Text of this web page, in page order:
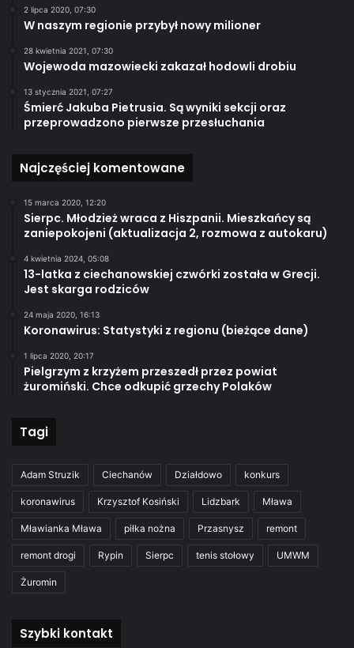
2 lipca 2020, 07:30
W naszym regionie przybył nowy milioner
28 kwietnia 2021, 07:30
Wojewoda mazowiecki zakazał hodowli drobiu
13 stycznia 2021, 07:27
Śmierć Jakuba Pietrusia. Są wyniki sekcji oraz
przeprowadzono pierwsze przesłuchania
Najczęściej komentowane
15 marca 2020, 12:20
Sierpc. Młodzież wraca z Hiszpanii. Mieszkańcy są
zaniepokojeni (aktualizacja 2, rozmowa z autokaru)
4 kwietnia 2024, 05:08
13-latka z ciechanowskiej czwórki została w Grecji.
Jest skarga rodziców
24 maja 2020, 16:13
Koronawirus: Statystyki z regionu (bieżące dane)
1 lipca 2020, 20:17
Pielgrzym z krzyżem przeszedł przez powiat
żuromiński. Chce odkupić grzechy Polaków
Tagi
Adam Struzik Ciechanów Działdowo konkurs
koronawirus Krzysztof Kosiński Lidzbark Mława
Mławianka Mława piłka nożna Przasnysz remont
remont drogi Rypin Sierpc tenis stołowy UMWM
Żuromin
Szybki kontakt